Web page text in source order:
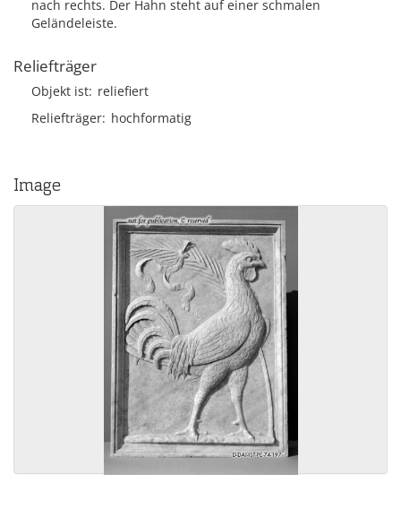
nach rechts. Der Hahn steht auf einer schmalen
Geländeleiste.
Reliefträger
Objekt ist reliefiert
Reliefträger hochformatig
Image